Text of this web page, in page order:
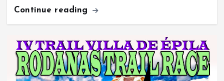
Continue reading